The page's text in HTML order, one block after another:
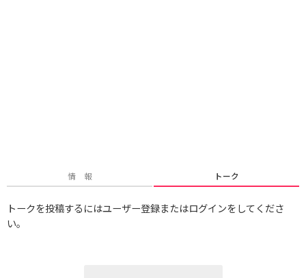
情 報 トーク
トークを投稿するにはユーザー登録またはログインをしてくださ
い。